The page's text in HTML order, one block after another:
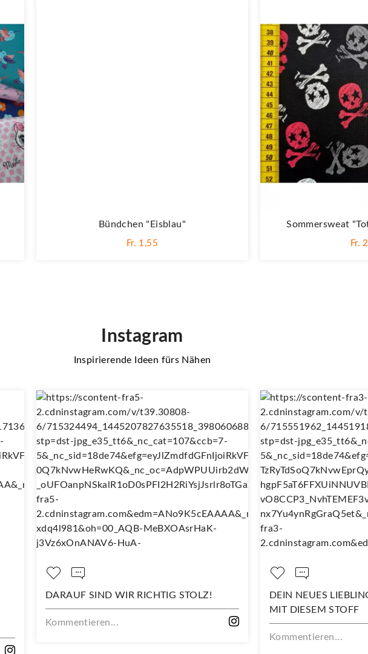
Bündchen "Eisblau"
Fr. 1,55
Sommersweat
Fr.
Instagram
Inspirierende Ideen fürs Nähen
DARAUF SIND WIR RICHTIG STOLZ!
Kommentieren...
DEIN NEUES LIEBLINGSSHIRT
MIT DIESEM STOFF
Kommentieren...